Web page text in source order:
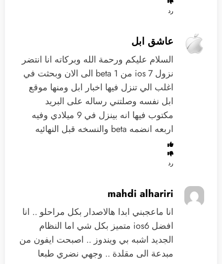
رد
عاشق ابل
السلام عليكم ورحمة الله وبركاته انا انتضر
نزول ios 7 من beta 1 الى الان وبحثت في
اغلب الي تنزل فيها اخبار ابل ومنها موقع
ابل نفسه وصلتني رساله على البريد
مكتوب فيها انه بينزل في 9 ميلادي وفيه
اربعه انضمه beta والنسخه قبل النهائيه
رد
mahdi alhariri
انا ماعجبني ابدا هالاصدار بكل مراحلو .. انا
افضل ios6 متميز بكل شي اما النظام
الجديد اشبه بي ويندوز .. اصبحت ايفون من
مبدعة الى مقلدة .. وجهي نضري طبعا